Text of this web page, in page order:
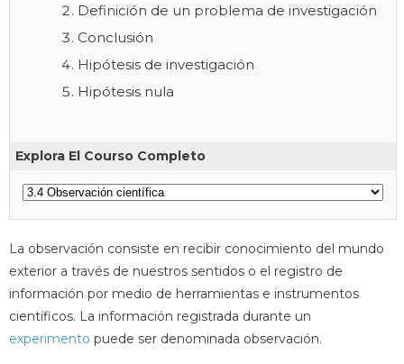
Definición de un problema de investigación
Conclusión
Hipótesis de investigación
Hipótesis nula
Explora El Courso Completo
La observación consiste en recibir conocimiento del mundo
exterior a través de nuestros sentidos o el registro de
información por medio de herramientas e instrumentos
científicos. La información registrada durante un
experimento puede ser denominada observación.